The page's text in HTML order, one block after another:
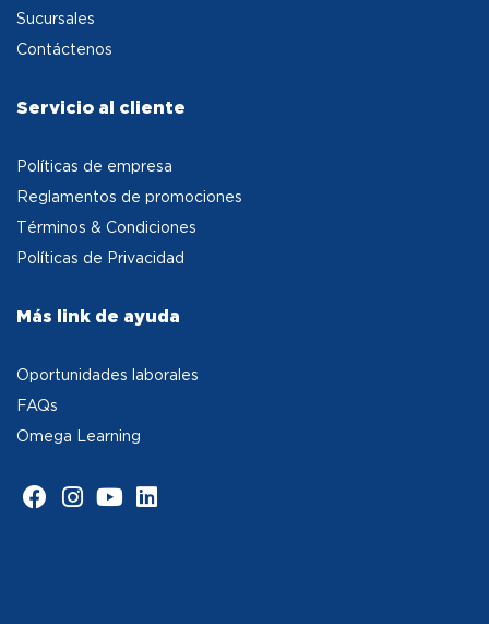
Sucursales
Contáctenos
Servicio al cliente
Políticas de empresa
Reglamentos de promociones
Términos & Condiciones
Políticas de Privacidad
Más link de ayuda
Oportunidades laborales
FAQs
Omega Learning